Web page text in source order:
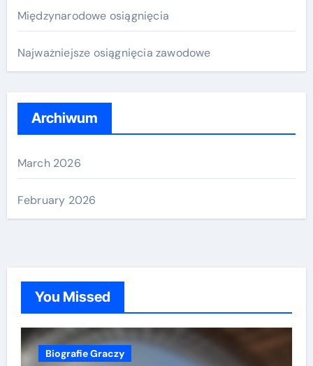
r
:
Międzynarodowe osiągnięcia
Najważniejsze osiągnięcia zawodowe
Archiwum
March 2026
February 2026
You Missed
Biografie Graczy